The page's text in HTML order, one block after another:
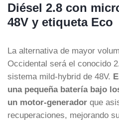
Diésel 2.8 con
48V y etiqueta Eco
La alternativa de mayor
Occidental será el conocido
sistema mild-hybrid de 48V.
una pequeña batería bajo
un motor-generador que
recuperaciones, mejorando